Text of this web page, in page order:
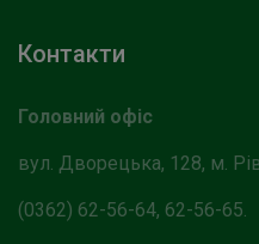
Контакти
Головний офіс
вул. Дворецька, 128, м.
(0362) 62-56-64, 62-56-65.